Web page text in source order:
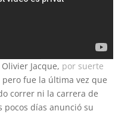
Jacque, por suerte
pero fue la última vez que
correr ni la carrera de
pocos días anunció su